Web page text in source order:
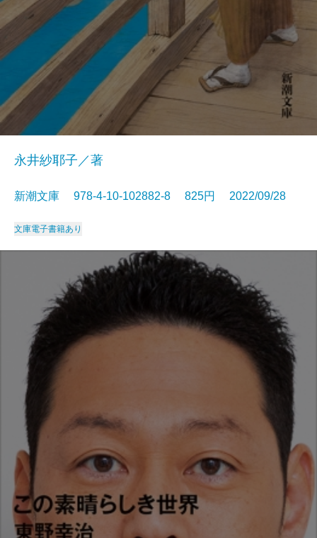
永井紗耶子／著
新潮文庫 978-4-10-102882-8 825円 2022/09/28
文庫電子書籍あり